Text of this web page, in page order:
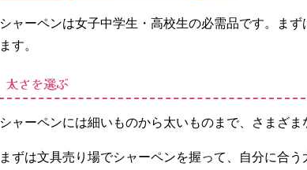
ロッ
（ぺん
てる）
トガ＜
シャーペンは女子中学生・高校生の必需品です。ま
ます。
太さを選ぶ
シャーペンには細いものから太いものまで、さまざま
まずは文具売り場でシャーペンを握って、自分に合